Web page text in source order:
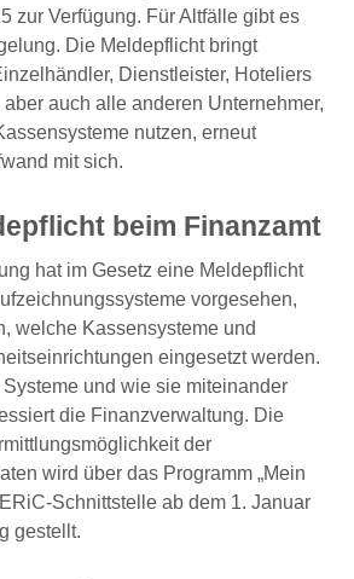
zur Verfügung. Für Altfälle gibt es
Die Meldepflicht bringt
Dienstleister, Hoteliers
auch alle anderen Unternehmer,
nutzen, erneut
mit sich.
beim Finanzamt
hat im Gesetz eine Meldepflicht
vorgesehen,
welche Kassensysteme und
eingesetzt werden.
und wie sie miteinander
die Finanzverwaltung. Die
der
wird über das Programm „Mein
Schnittstelle ab dem 1. Januar
gestellt.